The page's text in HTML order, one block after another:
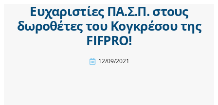
Ευχαριστίες ΠΑ.Σ.Π. στους
δωροθέτες του Κογκρέσου της
FIFPRO!
12/09/2021